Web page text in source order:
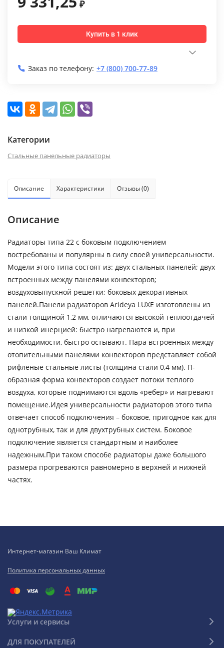
₽
Купить в 1 клик
Заказ по телефону: +7 (800) 700-77-89
Категории
Стальные панельные радиаторы
Описание Характеристики Отзывы (0)
Описание
Радиаторы типа 22 с боковым подключением
востребованы и популярны в силу своей универсальности.
Модели этого типа состоят из: двух стальных панелей; двух
встроенных между панелями конвекторов;
воздуховыпускной решетки; боковых декоративных
панелей.Панели радиаторов Arideya LUXE изготовлены из
стали толщиной 1,2 мм, отличаются высокой теплоотдачей
и низкой инерцией: быстро нагреваются и, при
необходимости, быстро остывают. Пара встроенных между
отопительными панелями конвекторов представляет собой
рифленые стальные листы (толщина стали 0,4 мм). П-
образная форма конвекторов создает потоки теплого
воздуха, которые поднимаются вдоль «ребер» и нагревают
помещение.Идея универсальности радиаторов этого типа
отвечает способ подключения – боковое, пригодное как для
однотрубных, так и для двухтрубных систем. Боковое
подключение является стандартным и наиболее
надежным.При таком способе радиаторы даже большого
размера прогреваются равномерно в верхней и нижней
частях.
Интернет-магазин Ваш Климат
Политика персональных данных
Услуги и сервисы
ДЛЯ ПОКУПАТЕЛЕЙ